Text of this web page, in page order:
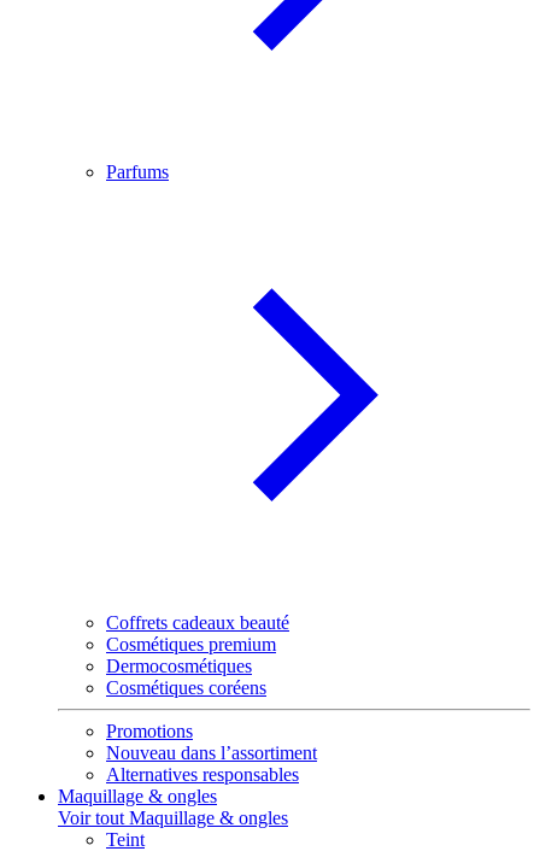
Parfums
Coffrets cadeaux beauté
Cosmétiques premium
Dermocosmétiques
Cosmétiques coréens
Promotions
Nouveau dans l’assortiment
Alternatives responsables
Maquillage & ongles
Voir tout Maquillage & ongles
Teint